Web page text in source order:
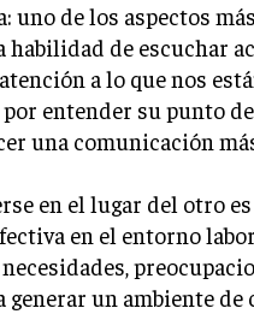
uno de los aspectos
habilidad de escuchar
a lo que nos
entender su punto
una comunicación
en el lugar del otro
en el entorno
generar un ambiente